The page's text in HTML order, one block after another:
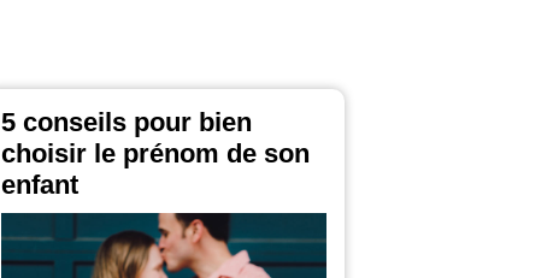
5 conseils pour bien
choisir le prénom de son
enfant